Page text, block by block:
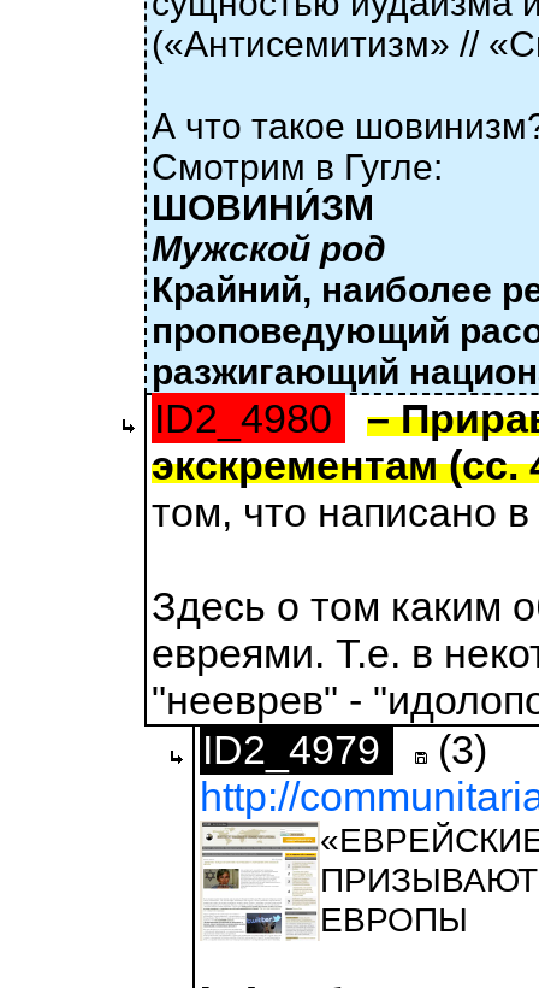
(«Антисемитизм» //
А что такое
Смотрим в Гугле:
ШОВИНИ́ЗМ
Мужской род
Крайний, наиболее
проповедующий
разжигающий
ID2_4980
–
экскрементам (сс.
том, что написано
Здесь о том каким
евреями. Т.е. в
"нееврев" -
ID2_4979
(3)
http://
ЕВРОПЫ